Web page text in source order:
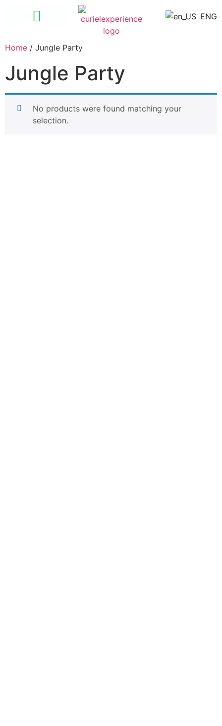
ENG
Home / Jungle Party
Jungle Party
No products were found matching your
selection.